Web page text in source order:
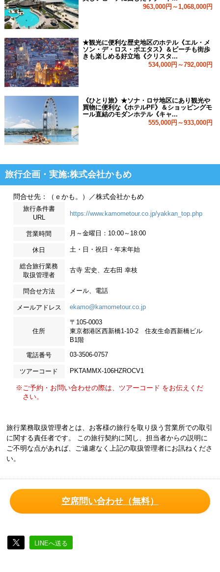
963,000円～1,068,000円
★観光に便利な歴史地区のホテル《エル・メ
ソン・デ・ロス・ポエタス》＆ビーチも街歩
きも楽しめる好立地《クリスタ...
534,000円～792,000円
《ひとり旅》★ソナ・ロサ地区にあり観光や
買物に便利な《ホテルPF》＆ショッピングモ
ール直結のモダンホテル《キャ...
555,000円～933,000円
旅行企画・実施:株式会社かもめ
問合せ先：（ｅかも。）／株式会社かもめ
旅行条件書
URL
https://www.kamometour.co.jp/yakkan_top.php
営業時間 月～金曜日：10:00～18:00
休日 土・日・祝日・年末年始
総合旅行業務
取扱管理者
古寺 宏史、左右田 幸枝
問合せ方法 メール、電話
メールアドレス ekamo@kamometour.co.jp
住所
〒105-0003
東京都港区西新橋1-10-2 住友生命西新橋ビル
B1階
電話番号 03-3506-0757
ツアーコード PKTAMMX-106HZROCV1
※ご予約・お問い合わせの際は、ツアーコード をお伝えくだ
さい。
旅行業務取扱管理者とは、お客様の旅行を取り扱う営業所での取引
に関する責任者です。 この旅行契約に関し、担当者からの説明に
ご不明な点があれば、ご遠慮なく上記の取扱管理者にお訊ねくださ
い。
空席問い合わせ（無料）
LINEへ送る